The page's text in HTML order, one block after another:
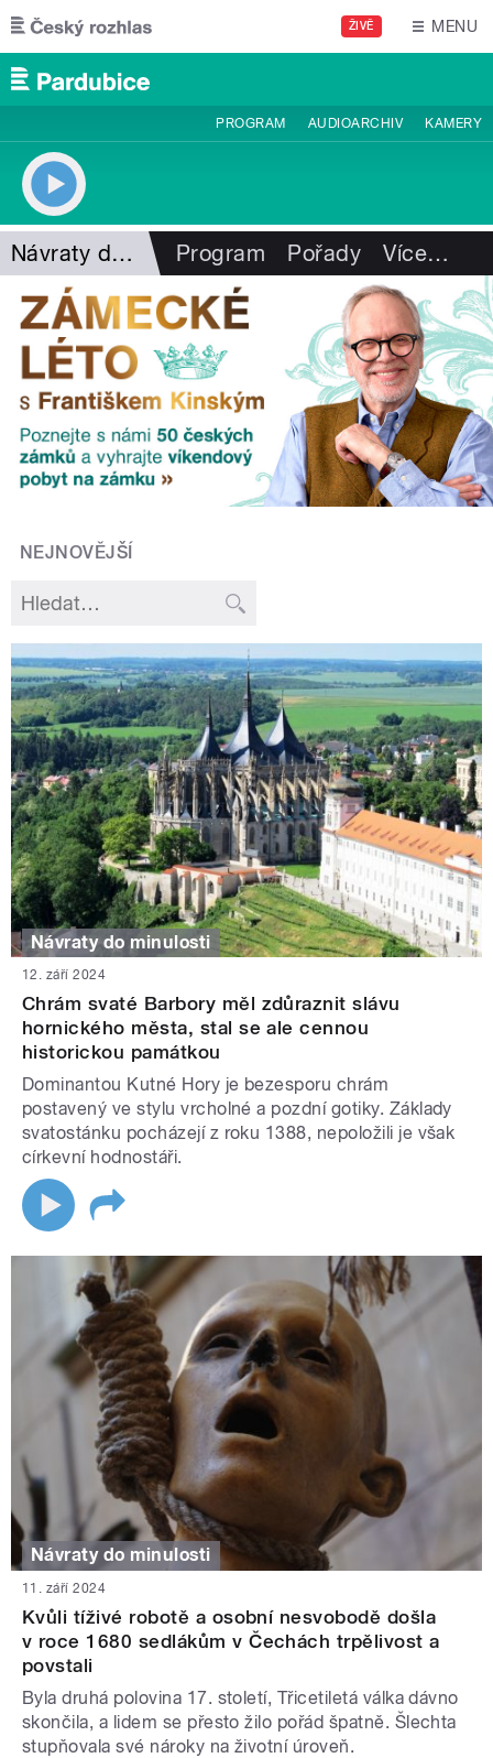
Přejít k hlavnímu obsahu
ŽIVĚ MENU
PROGRAM AUDIOARCHIV KAMERY
Návraty do minulosti Program Pořady Více…
NEJNOVĚJŠÍ
Návraty do minulosti
12. září 2024
Chrám svaté Barbory měl zdůraznit slávu
hornického města, stal se ale cennou
historickou památkou
Dominantou Kutné Hory je bezesporu chrám
postavený ve stylu vrcholné a pozdní gotiky. Základy
svatostánku pocházejí z roku 1388, nepoložili je však
církevní hodnostáři.
Návraty do minulosti
11. září 2024
Kvůli tíživé robotě a osobní nesvobodě došla
v roce 1680 sedlákům v Čechách trpělivost a
povstali
Byla druhá polovina 17. století, Třicetiletá válka dávno
skončila, a lidem se přesto žilo pořád špatně. Šlechta
stupňovala své nároky na životní úroveň.